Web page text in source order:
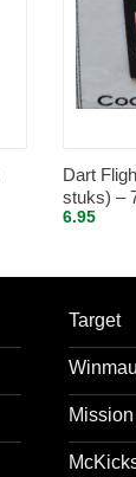
Dart
stuks) –
Flights
6.95
Target
Winmau
Mission